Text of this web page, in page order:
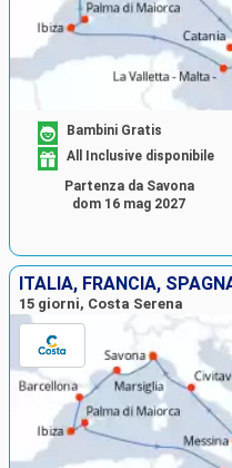
Bambini Gratis
All Inclusive disponibile
Partenza da Savona
dom 16 mag 2027
15 giorni, Costa Serena